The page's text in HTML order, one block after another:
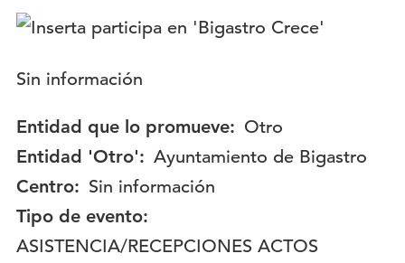
Logotipo:
Descripción:
Sin información
Entidad que lo promueve: Otro
Entidad 'Otro': Ayuntamiento de Bigastro
Centro: Sin información
Tipo de evento:
ASISTENCIA/RECEPCIONES ACTOS